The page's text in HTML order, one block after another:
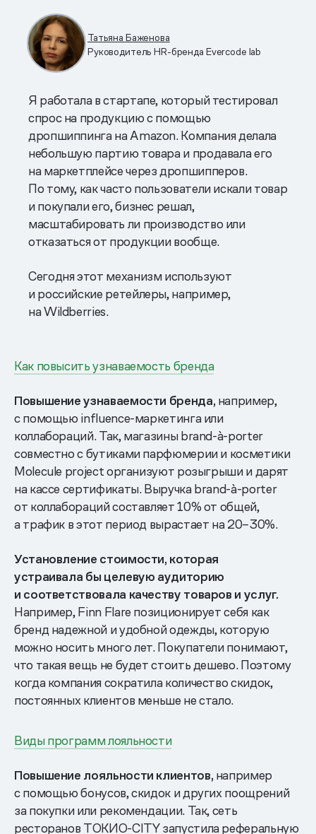
Татьяна Баженова
Руководитель HR-бренда Evercode lab
Я работала в стартапе, который тестировал
спрос на продукцию с помощью
дропшиппинга на Amazon. Компания делала
небольшую партию товара и продавала его
на маркетплейсе через дропшипперов.
По тому, как часто пользователи искали товар
и покупали его, бизнес решал,
масштабировать ли производство или
отказаться от продукции вообще.
Сегодня этот механизм используют
и российские ретейлеры, например,
на Wildberries.
Как повысить узнаваемость бренда
Повышение узнаваемости бренда, например,
с помощью influence-маркетинга или
коллабораций. Так, магазины brand-à-porter
совместно с бутиками парфюмерии и косметики
Molecule project организуют розыгрыши и дарят
на кассе сертификаты. Выручка brand-à-porter
от коллабораций составляет 10% от общей,
а трафик в этот период вырастает на 20–30%.
Установление стоимости, которая
устраивала бы целевую аудиторию
и соответствовала качеству товаров и услуг.
Например, Finn Flare позиционирует себя как
бренд надежной и удобной одежды, которую
можно носить много лет. Покупатели понимают,
что такая вещь не будет стоить дешево. Поэтому
когда компания сократила количество скидок,
постоянных клиентов меньше не стало.
Виды программ лояльности
Повышение лояльности клиентов, например
с помощью бонусов, скидок и других поощрений
за покупки или рекомендации. Так, сеть
ресторанов ТОКИО-CITY запустила реферальную